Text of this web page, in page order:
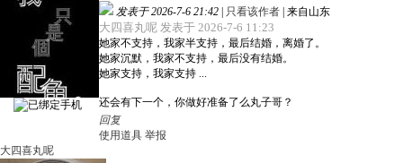
发表于 2026-7-6 21:42
只看该作者 来自山东
大四喜丸呢 发表于 2026-7-6 11:23
她家不支持，我家半支持，最后结婚，离婚了。
她家沉默，我家不支持，最后没有结婚。
她家支持，我家支持 ...
还会有下一个，你做好准备了么丸子哥？
回复
使用道具 举报
大四喜丸呢